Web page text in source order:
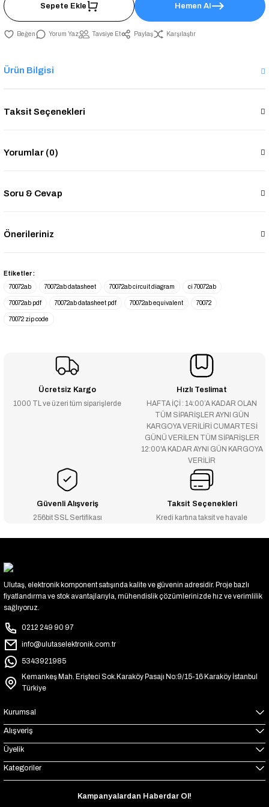
Sepete Ekle Hemen Al
Yorum Yaz Tavsiye Et Paylaş Karşılaştır
Ürün Bilgisi
Taksit Seçenekleri
Yorumlar (0)
Soru & Cevap
Önerileriniz
Etiketler :
70072ab
70072ab datasheet 70072ab circuit diagram ci 70072ab
70072ab pdf 70072ab datasheet pdf 70072ab equivalent 70072
70072 zip code
Ücretsiz Kargo
1000 TL ve üzeri tüm siparişlerde
Hızlı Teslimat
HAFTA İÇİ : 14:00’A KADAR OLAN
TÜM SİPARİŞLER AYNI GÜN
KARGOYA VERİLİRİ CUMARTESİ
GÜNÜ VERİLEN TÜM SİPARİŞLER
12:00'A KADAR AYNI GÜN KARGOYA
VERİLİR
Güvenli Alışveriş
256bit SSL Sertifikası
Taksit Seçenekleri
Kredi kartına taksit ve havale
Ulutaş, elektronik komponent satışında kalite ve güvenin adresidir. Proje bazlı
fiyatlandırma ve stok avantajlarıyla, mühendislik çözümlerinizde hız ve verimlilik
sağlıyoruz.
0212 249 90 97
info@ulutaselektronik.com.tr
5343921985
Kemankeş Mah. Erişteci Sok.Karaköy Pasajı No:9/15-16 Karaköy İstanbul
Türkiye
Kurumsal
Alışveriş
Üyelik
Kategoriler
Kampanyalardan Haberdar Ol!